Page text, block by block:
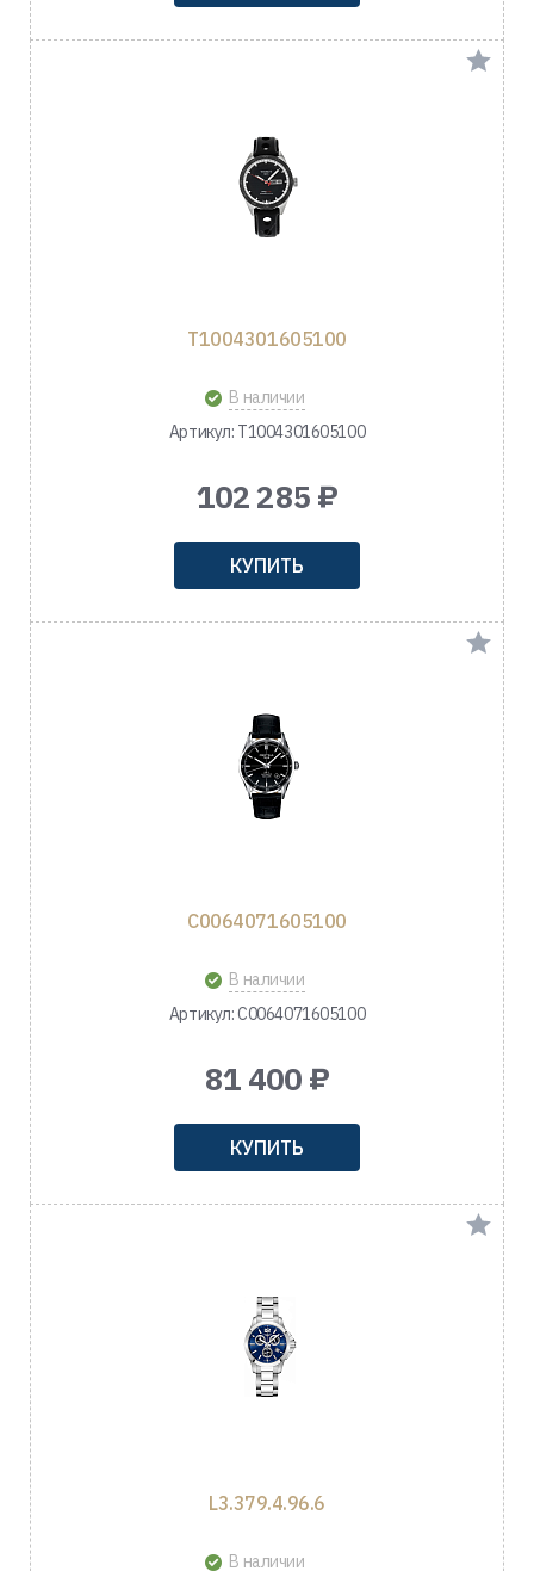
T1004301605100
В наличии
Артикул: T1004301605100
102 285 ₽
КУПИТЬ
C0064071605100
В наличии
Артикул: C0064071605100
81 400 ₽
КУПИТЬ
L3.379.4.96.6
В наличии